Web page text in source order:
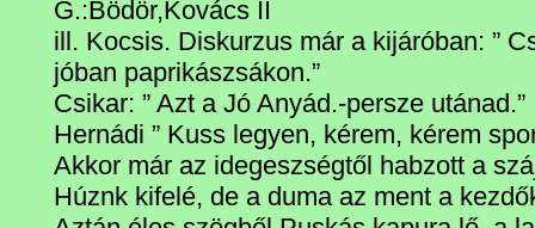
G.:Bödör,Kovács II
ill. Kocsis. Diskurzus már a kijáróban: ”
jóban paprikászsákon.”
Csikar: ” Azt a Jó Anyád.-persze utánad.”
Hernádi ” Kuss legyen, kérem, kérem
Akkor már az idegeszségtől habzott a
Húznk kifelé, de a duma az ment a